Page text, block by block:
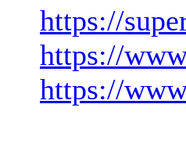
https://
https://
https://